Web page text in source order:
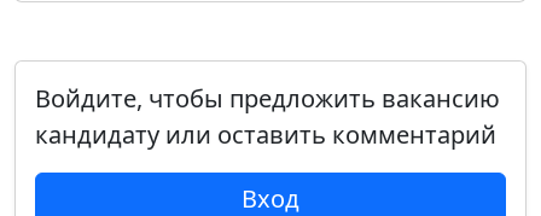
Войдите, чтобы предложить вакансию
кандидату или оставить комментарий
Вход